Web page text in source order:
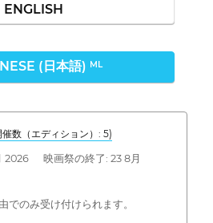
ENGLISH
(日本語) ML
催数（エディション）: 5)
2026 映画祭の終了: 23 8月
のみ受け付けられます。